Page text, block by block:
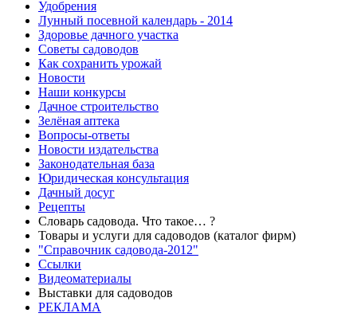
Удобрения
Лунный посевной календарь - 2014
Здоровье дачного участка
Советы садоводов
Как сохранить урожай
Новости
Наши конкурсы
Дачное строительство
Зелёная аптека
Вопросы-ответы
Новости издательства
Законодательная база
Юридическая консультация
Дачный досуг
Рецепты
Словарь садовода. Что такое… ?
Товары и услуги для садоводов (каталог фирм)
"Справочник садовода-2012"
Ссылки
Видеоматериалы
Выставки для садоводов
РЕКЛАМА